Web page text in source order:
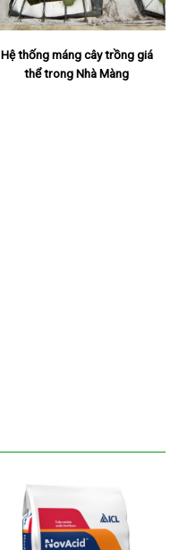
Hệ thống máng cây trồng giá
thể trong Nhà Màng